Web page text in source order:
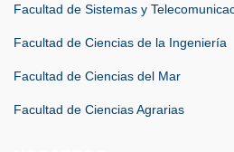
Facultad de Sistemas y
Facultad de Ciencias de la Ingeniería
Facultad de Ciencias del Mar
Facultad de Ciencias Agrarias